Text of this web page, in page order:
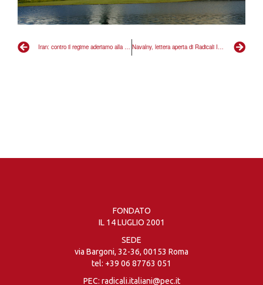
Iran: contro il regime aderiamo alla manifestazione globale a Roma e Torino Navalny, lettera aperta di Radicali Italiani al ministro Tajani
FONDATO
IL 14 LUGLIO 2001
SEDE
via Bargoni, 32-36, 00153 Roma
tel: +39 06 87763 051
PEC: radicali.italiani@pec.it